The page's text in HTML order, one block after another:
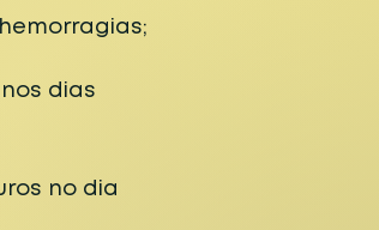
dias
no dia